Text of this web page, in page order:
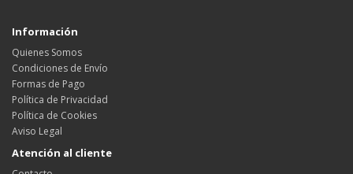
Información
Quienes Somos
Condiciones de Envío
Formas de Pago
Política de Privacidad
Política de Cookies
Aviso Legal
Atención al cliente